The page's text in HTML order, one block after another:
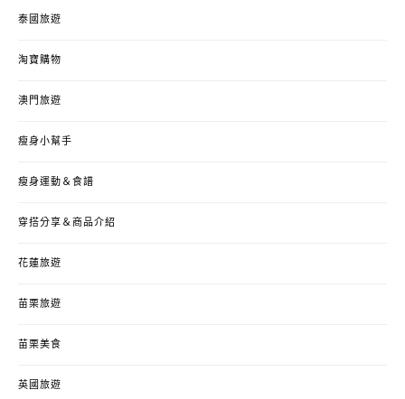
泰國旅遊
淘寶購物
澳門旅遊
瘦身小幫手
瘦身運動＆食譜
穿搭分享＆商品介紹
花蓮旅遊
苗栗旅遊
苗栗美食
英國旅遊